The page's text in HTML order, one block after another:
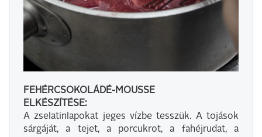
FEHÉRCSOKOLÁDÉ-MOUSSE
ELKÉSZÍTÉSE:
A zselatinlapokat jeges vízbe tesszük. A tojások
sárgáját, a tejet, a porcukrot, a fahéjrudat, a